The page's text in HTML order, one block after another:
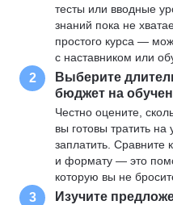
тесты или вводные
знаний пока не
простого курса —
с наставником или
2
Выберите
бюджет на
Честно оцените,
вы готовы тратить на
заплатить. Сравните
и формату — это
которую вы не
3 Изучите